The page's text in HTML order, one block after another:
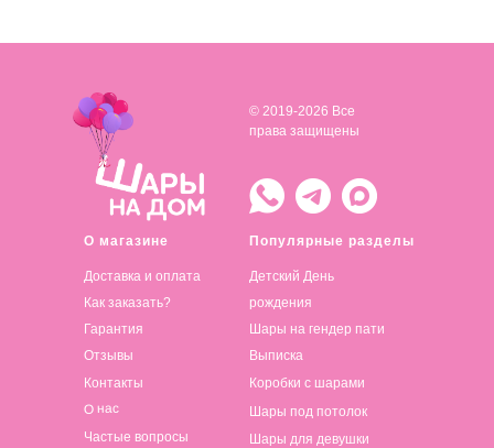
О магазине
Доставка и оплата
Популярные разделы
Детский День
рождения
© 2019-2026 Все
права защищены
Как заказать?
Гарантия
Отзывы
Контакты
О нас
Частые вопросы
Шары на гендер пати
Выписка
Коробки с шарами
Шары под потолок
Шары для девушки